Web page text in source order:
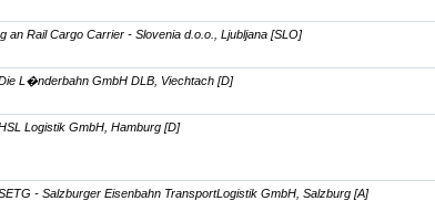
an Rail Cargo Carrier - Slovenia d.o.o., Ljubljana [SLO]
L�nderbahn GmbH DLB, Viechtach [D]
Logistik GmbH, Hamburg [D]
- Salzburger Eisenbahn TransportLogistik GmbH, Salzburg [A]